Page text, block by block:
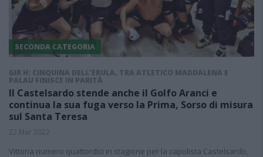
SECONDA CATEGORIA
GIR H: CINQUINA DELL'ERULA, TRA ATLETICO MADDALENA E
PALAU FINISCE IN PARITÀ
Il Castelsardo stende anche il Golfo Aranci e
continua la sua fuga verso la Prima, Sorso di misura
sul Santa Teresa
22 Mar 2022
Vittoria numero quattordici in stagione per la capolista Castelsardo,